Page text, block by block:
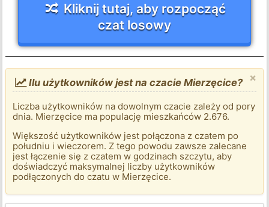
Kliknij tutaj, aby rozpocząć
czat losowy
×
Ilu użytkowników jest na czacie Mierzęcice?
Liczba użytkowników na dowolnym czacie zależy od pory
dnia. Mierzęcice ma populację mieszkańców 2.676.
Większość użytkowników jest połączona z czatem po
południu i wieczorem. Z tego powodu zawsze zalecane
jest łączenie się z czatem w godzinach szczytu, aby
doświadczyć maksymalnej liczby użytkowników
podłączonych do czatu w Mierzęcice.